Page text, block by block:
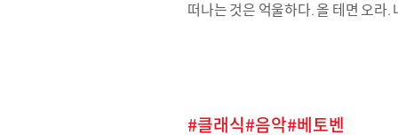
떠나는 것은 억울하다. 올 테면 오라.
클래식 음악 베토벤